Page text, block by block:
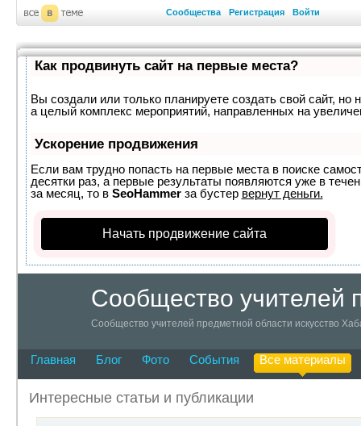
Сообщества Регистрация Войти
Как продвинуть сайт на первые места?
Вы создали или только планируете создать свой сайт, но
а целый комплекс мероприятий, направленных на
Ускорение продвижения
Если вам трудно попасть на первые места в поиске
десятки раз, а первые результаты появляются уже в
за месяц, то в SeoHammerза бустер вернут деньги.
Начать продвижение сайта
Сообщество учителей
Сообщество учителей предметной области искусство
Главная Блог Фото События Все материалы
Интересные статьи и публикации